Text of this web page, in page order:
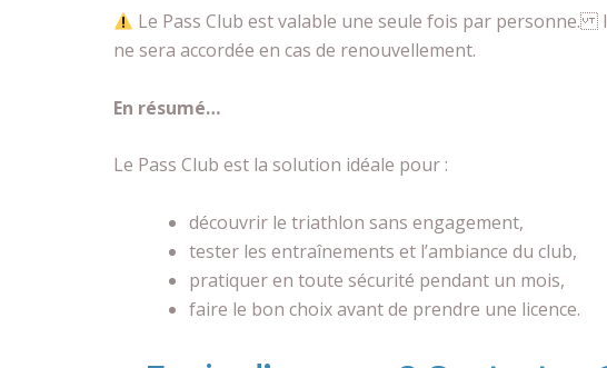
Le Pass Club est valable une seule fois par personne.
ne sera accordée en cas de renouvellement.
En résumé…
Le Pass Club est la solution idéale pour :
découvrir le triathlon sans engagement,
tester les entraînements et l’ambiance du club,
pratiquer en toute sécurité pendant un mois,
faire le bon choix avant de prendre une licence.